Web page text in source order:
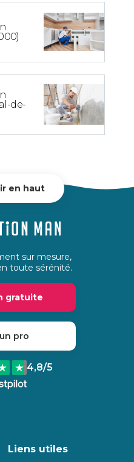
de-
en haut
sur mesure,
toute sérénité.
gratuite
pro
4,8/5
Liens utiles